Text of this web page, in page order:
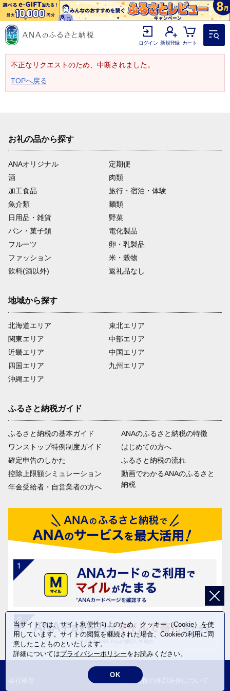
ログイン 新規登録 カート
不正なリクエストのため、中断されました。
TOPへ戻る
お礼の品から探す
ANAオリジナル
定期便
酒
肉類
加工食品
旅行・宿泊・体験
魚介類
麺類
日用品・雑貨
野菜
パン・菓子類
電化製品
フルーツ
卵・乳製品
ファッション
米・穀物
飲料(酒以外)
返礼品なし
地域から探す
北海道エリア
関東エリア
近畿エリア
四国エリア
沖縄エリア
東北エリア
中部エリア
中国エリア
九州エリア
ふるさと納税ガイド
ふるさと納税の基本ガイド
ワンストップ特例制度ガイド
確定申告のしかた
控除上限額シミュレーション
年金受給者・自営業者の方へ
ANAのふるさと納税の特徴
はじめての方へ
ふるさと納税の流れ
動画でわかるANAのふるさと
納税
会社概要
利用者情報の外部送信について
当サイトでは、サイト利便性向上のため、クッキー（Cookie）を使
用しています。サイトの閲覧を継続された場合、Cookieの利用に同
意したことものといたします。
詳細についてはプライバシーポリシーをお読みください。
OK